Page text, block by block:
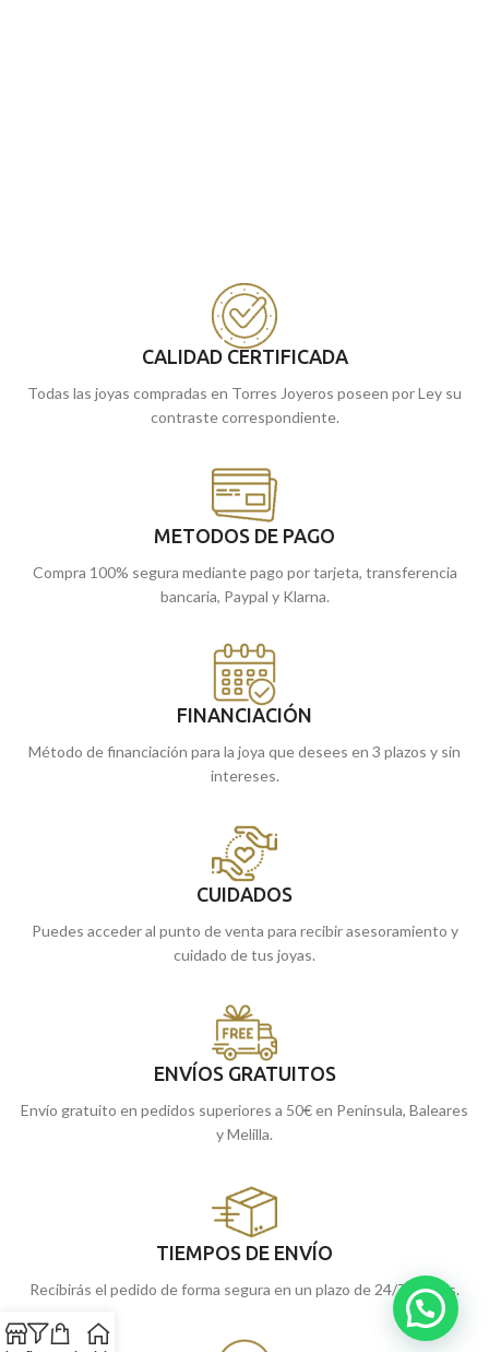
CALIDAD CERTIFICADA
Todas las joyas compradas en Torres Joyeros poseen por Ley su
contraste correspondiente.
METODOS DE PAGO
Compra 100% segura mediante pago por tarjeta, transferencia
bancaria, Paypal y Klarna.
FINANCIACIÓN
Método de financiación para la joya que desees en 3 plazos y sin
intereses.
CUIDADOS
Puedes acceder al punto de venta para recibir asesoramiento y
cuidado de tus joyas.
ENVÍOS GRATUITOS
Envío gratuito en pedidos superiores a 50€ en Península, Baleares
y Melilla.
TIEMPOS DE ENVÍO
Recibirás el pedido de forma segura en un plazo de 24/72 horas.